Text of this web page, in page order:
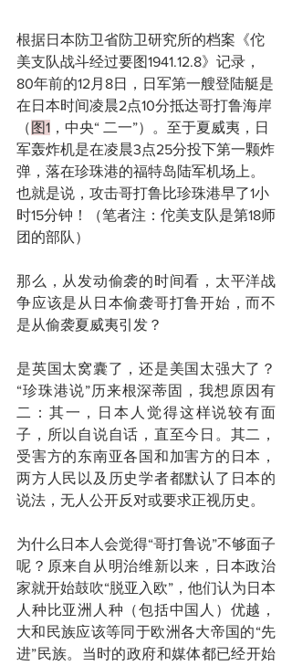
根据日本防卫省防卫研究所的档案《佗
美支队战斗经过要图1941.12.8》记录，
80年前的12月8日，日军第一艘登陆艇是
在日本时间凌晨2点10分抵达哥打鲁海岸
（ 图1 ，中央“ 二一”）。至于夏威夷，日
军轰炸机是在凌晨3点25分投下第一颗炸
弹，落在珍珠港的福特岛陆军机场上。
也就是说，攻击哥打鲁比珍珠港早了1小
时15分钟！（笔者注：佗美支队是第18师
团的部队）
那么，从发动偷袭的时间看，太平洋战
争应该是从日本偷袭哥打鲁开始，而不
是从偷袭夏威夷引发？
是英国太窝囊了，还是美国太强大了？
“珍珠港说”历来根深蒂固，我想原因有
二：其一，日本人觉得这样说较有面
子，所以自说自话，直至今日。其二，
受害方的东南亚各国和加害方的日本，
两方人民以及历史学者都默认了日本的
说法，无人公开反对或要求正视历史。
为什么日本人会觉得“哥打鲁说”不够面子
呢？原来自从明治维新以来，日本政治
家就开始鼓吹“脱亚入欧”，他们认为日本
人种比亚洲人种（包括中国人）优越，
大和民族应该等同于欧洲各大帝国的“先
进”民族。当时的政府和媒体都已经开始